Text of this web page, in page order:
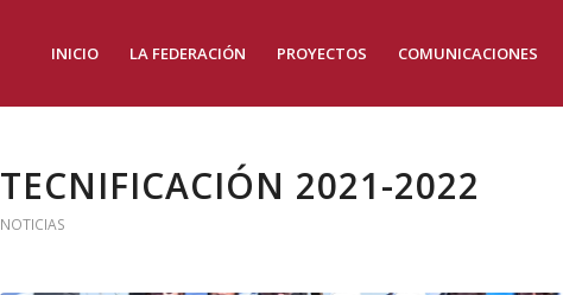
INICIO LA FEDERACIÓN PROYECTOS COMUNICACIONES
TECNIFICACIÓN 2021-2022
NOTICIAS